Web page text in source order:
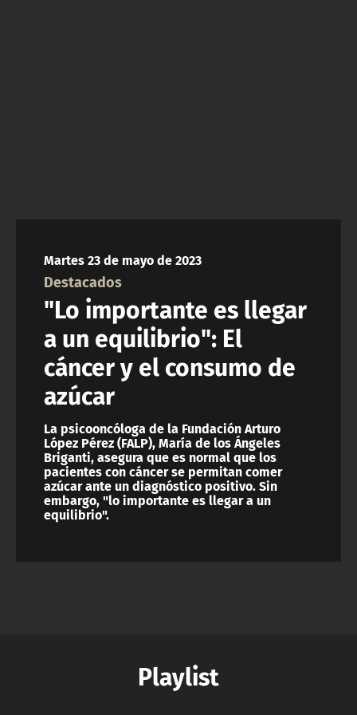
Martes 23 de mayo de 2023
Destacados
"Lo importante es llegar
a un equilibrio": El
cáncer y el consumo de
azúcar
La psicooncóloga de la Fundación Arturo
López Pérez (FALP), María de los Ángeles
Briganti, asegura que es normal que los
pacientes con cáncer se permitan comer
azúcar ante un diagnóstico positivo. Sin
embargo, "lo importante es llegar a un
equilibrio".
Playlist